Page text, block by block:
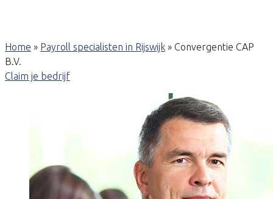
Home » Payroll specialisten in Rijswijk » Convergentie CAP
B.V.
Claim je bedrijf